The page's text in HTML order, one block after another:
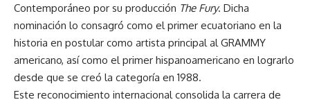
Contemporáneo por su producción The Fury. Dicha
nominación lo consagró como el primer ecuatoriano en la
historia en postular como artista principal al GRAMMY
americano, así como el primer hispanoamericano en lograrlo
desde que se creó la categoría en 1988.
Este reconocimiento internacional consolida la carrera de